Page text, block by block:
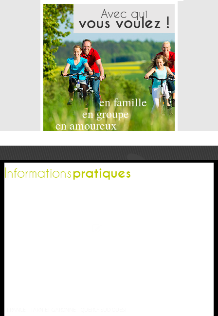
Avec qui
vous voulez !
en famille
en groupe
en amoureux
Informationspratiques